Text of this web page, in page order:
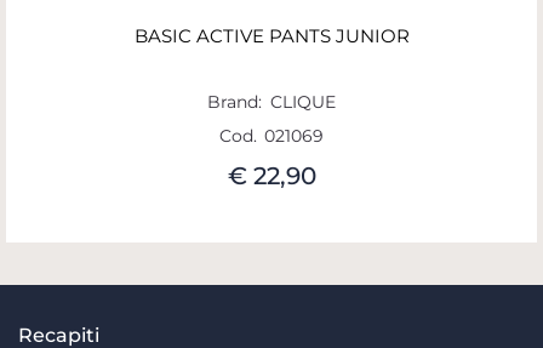
BASIC ACTIVE PANTS JUNIOR
Brand: CLIQUE
Cod. 021069
€ 22,90
Recapiti